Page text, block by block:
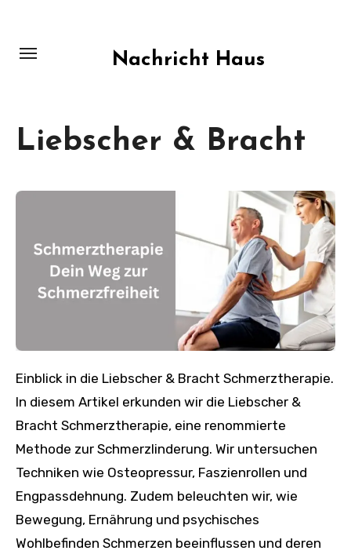
content
Nachricht Haus
Liebscher & Bracht
Einblick in die Liebscher & Bracht Schmerztherapie.
In diesem Artikel erkunden wir die Liebscher &
Bracht Schmerztherapie, eine renommierte
Methode zur Schmerzlinderung. Wir untersuchen
Techniken wie Osteopressur, Faszienrollen und
Engpassdehnung. Zudem beleuchten wir, wie
Bewegung, Ernährung und psychisches
Wohlbefinden Schmerzen beeinflussen und deren